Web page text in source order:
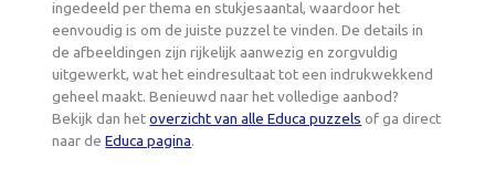
ingedeeld per thema en stukjesaantal, waardoor het
eenvoudig is om de juiste puzzel te vinden. De details in
de afbeeldingen zijn rijkelijk aanwezig en zorgvuldig
uitgewerkt, wat het eindresultaat tot een indrukwekkend
geheel maakt. Benieuwd naar het volledige aanbod?
Bekijk dan hetoverzicht van alle Educa puzzels of ga direct
naar deEduca pagina.